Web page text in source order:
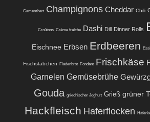
Camembert Champignons Cheddar Chili
Croûtons Crème fraîche Dashi Dill Dinner Rolls
Eischnee Erbsen Erdbeeren
Fischstäbchen Fladenbrot Fondant Frischkäse
Garnelen Gemüsebrühe
Gouda griechischer Joghurt Grieß grüner
Hackfleisch Haferflocken